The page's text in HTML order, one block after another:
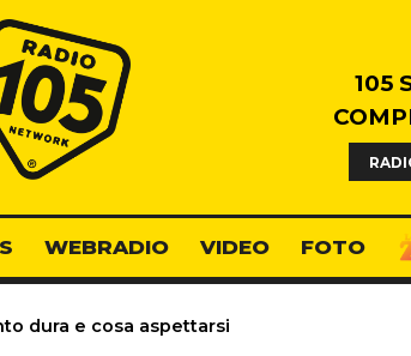
Radio 105
105
WEBRADIO VIDEO FOTO
dura e cosa aspettarsi